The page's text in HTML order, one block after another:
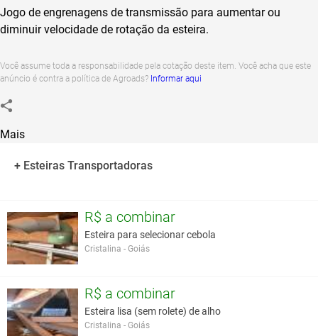
Jogo de engrenagens de transmissão para aumentar ou
diminuir velocidade de rotação da esteira.
Você assume toda a responsabilidade pela cotação deste item. Você acha que este
anúncio é contra a política de Agroads? Informar aqui
Mais
+ Esteiras Transportadoras
R$ a combinar
Esteira para selecionar cebola
Cristalina - Goiás
R$ a combinar
Esteira lisa (sem rolete) de alho
Cristalina - Goiás